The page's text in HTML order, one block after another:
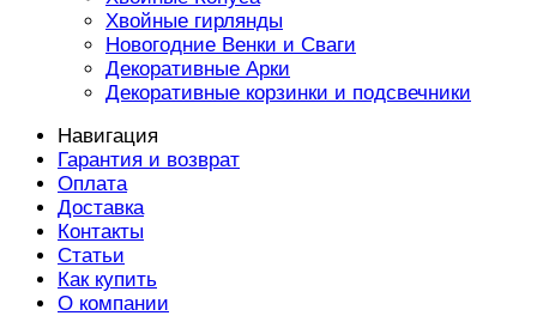
Хвойные гирлянды
Новогодние Венки и Сваги
Декоративные Арки
Декоративные корзинки и подсвечники
Навигация
Гарантия и возврат
Оплата
Доставка
Контакты
Статьи
Как купить
О компании